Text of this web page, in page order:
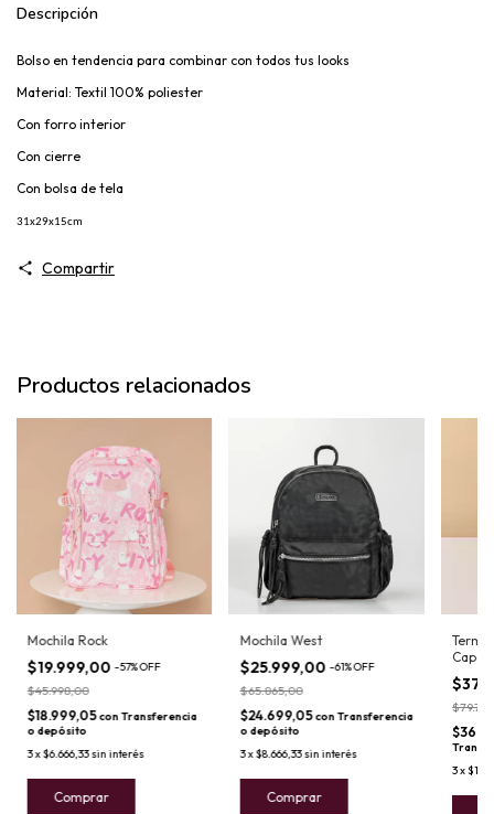
Descripción
Bolso en tendencia para combinar con todos tus looks
Material: Textil 100% poliester
Con forro interior
Con cierre
Con bolsa de tela
31x29x15cm
Compartir
Productos relacionados
Mochila Rock
$19.999,00-57%OFF
$45.998,00
$18.999,05con Transferencia
o depósito
3x$6.666,33sin interés
Comprar
Mochila West
$25.999,00-61%OFF
$65.865,00
$24.699,05conTransferencia
o depósito
3x$8.666,33sin interés
Comprar
3x